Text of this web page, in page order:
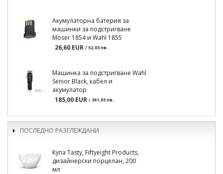
Акумулаторна батерия за
машинки за подстригване
Moser 1854 и Wahl 1855
26,60 EUR / 52,03 лв.
Машинка за подстригване Wahl
Senior Black, кабел и
акумулатор
185,00 EUR / 361,83 лв.
ПОСЛЕДНО РАЗГЛЕЖДАНИ
Купа Tasty, Fiftyeight Products,
дизайнерски порцелан, 200
мл